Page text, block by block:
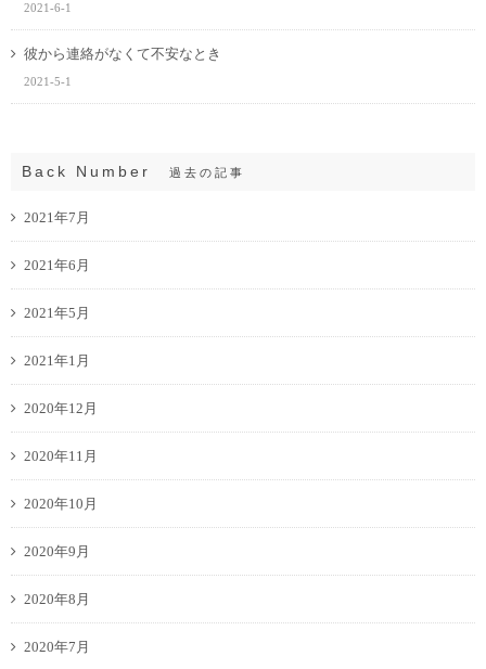
2021-6-1
彼から連絡がなくて不安なとき
2021-5-1
Back Number 過去の記事
2021年7月
2021年6月
2021年5月
2021年1月
2020年12月
2020年11月
2020年10月
2020年9月
2020年8月
2020年7月